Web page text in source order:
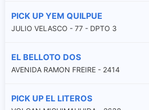
PICK UP YEM QUILPUE
JULIO VELASCO - 77 - DPTO 3
EL BELLOTO DOS
AVENIDA RAMON FREIRE - 2414
PICK UP EL LITEROS